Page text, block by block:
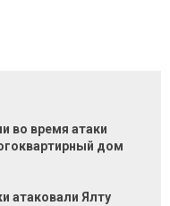
во время атаки
дом
атаковали Ялту